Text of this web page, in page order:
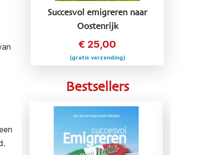
Succesvol emigreren naar
Oostenrijk
€ 25,00
(gratis verzending)
Bestsellers